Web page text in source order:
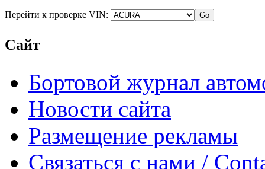
Перейти к проверке VIN:
Сайт
Бортовой журнал
Новости сайта
Размещение рекламы
Связаться с нами /